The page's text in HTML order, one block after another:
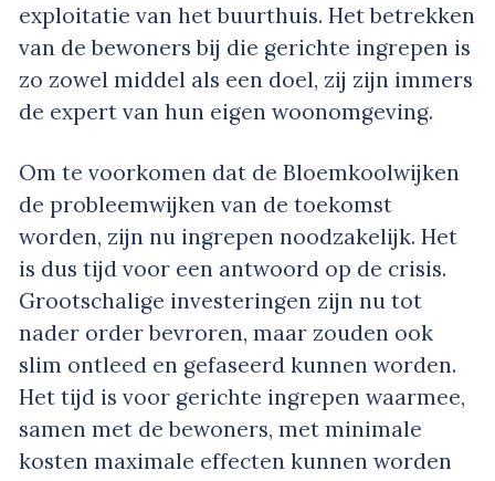
exploitatie van het buurthuis. Het betrekken
van de bewoners bij die gerichte ingrepen is
zo zowel middel als een doel, zij zijn immers
de expert van hun eigen woonomgeving.
Om te voorkomen dat de Bloemkoolwijken
de probleemwijken van de toekomst
worden, zijn nu ingrepen noodzakelijk. Het
is dus tijd voor een antwoord op de crisis.
Grootschalige investeringen zijn nu tot
nader order bevroren, maar zouden ook
slim ontleed en gefaseerd kunnen worden.
Het tijd is voor gerichte ingrepen waarmee,
samen met de bewoners, met minimale
kosten maximale effecten kunnen worden